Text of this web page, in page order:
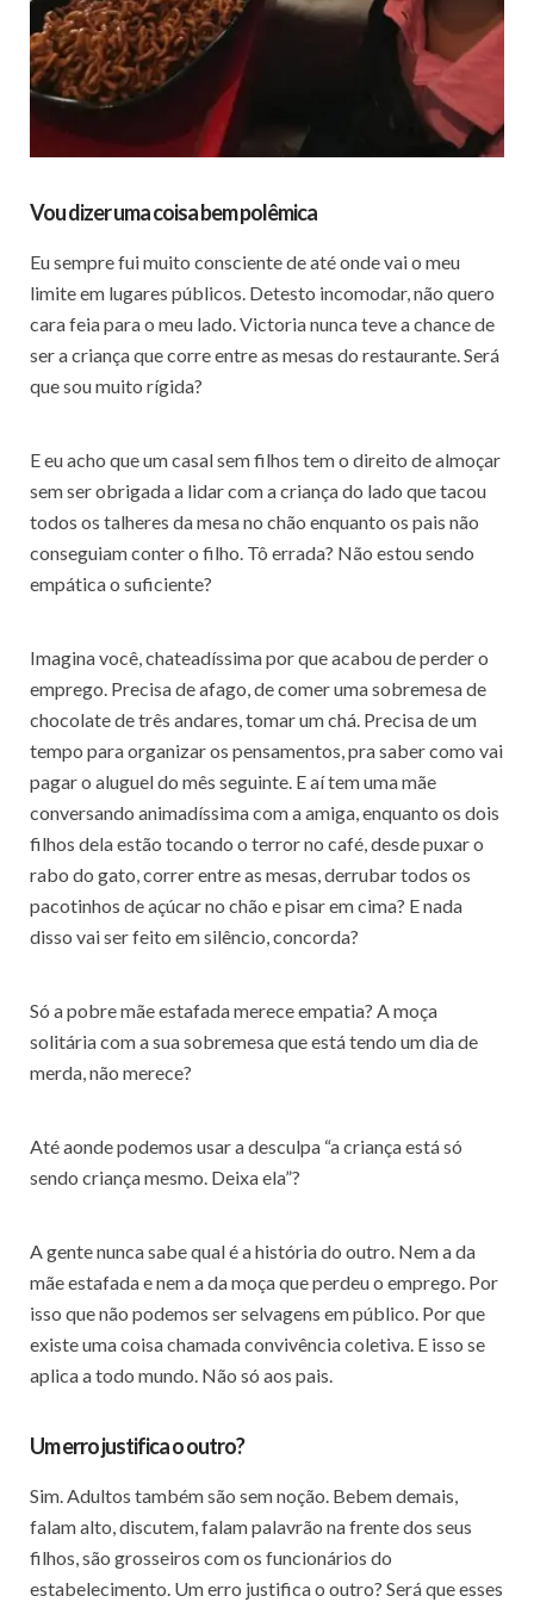
Vou dizer uma coisa bem polêmica
Eu sempre fui muito consciente de até onde vai o meu
limite em lugares públicos. Detesto incomodar, não quero
cara feia para o meu lado. Victoria nunca teve a chance de
ser a criança que corre entre as mesas do restaurante. Será
que sou muito rígida?
E eu acho que um casal sem filhos tem o direito de almoçar
sem ser obrigada a lidar com a criança do lado que tacou
todos os talheres da mesa no chão enquanto os pais não
conseguiam conter o filho. Tô errada? Não estou sendo
empática o suficiente?
Imagina você, chateadíssima por que acabou de perder o
emprego. Precisa de afago, de comer uma sobremesa de
chocolate de três andares, tomar um chá. Precisa de um
tempo para organizar os pensamentos, pra saber como vai
pagar o aluguel do mês seguinte. E aí tem uma mãe
conversando animadíssima com a amiga, enquanto os dois
filhos dela estão tocando o terror no café, desde puxar o
rabo do gato, correr entre as mesas, derrubar todos os
pacotinhos de açúcar no chão e pisar em cima? E nada
disso vai ser feito em silêncio, concorda?
Só a pobre mãe estafada merece empatia? A moça
solitária com a sua sobremesa que está tendo um dia de
merda, não merece?
Até aonde podemos usar a desculpa “a criança está só
sendo criança mesmo. Deixa ela”?
A gente nunca sabe qual é a história do outro. Nem a da
mãe estafada e nem a da moça que perdeu o emprego. Por
isso que não podemos ser selvagens em público. Por que
existe uma coisa chamada convivência coletiva. E isso se
aplica a todo mundo. Não só aos pais.
Um erro justifica o outro?
Sim. Adultos também são sem noção. Bebem demais,
falam alto, discutem, falam palavrão na frente dos seus
filhos, são grosseiros com os funcionários do
estabelecimento. Um erro justifica o outro? Será que esses